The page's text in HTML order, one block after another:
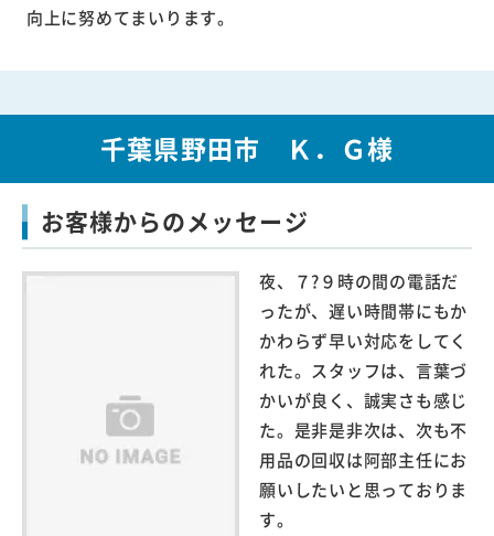
向上に努めてまいります。
千葉県野田市 Ｋ．Ｇ様
お客様からのメッセージ
夜、７?９時の間の電話だ
ったが、遅い時間帯にもか
かわらず早い対応をしてく
れた。スタッフは、言葉づ
かいが良く、誠実さも感じ
た。是非是非次は、次も不
用品の回収は阿部主任にお
願いしたいと思っておりま
す。